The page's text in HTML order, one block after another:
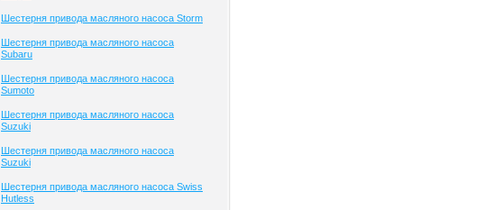
Шестерня привода масляного насоса Storm
Шестерня привода масляного насоса
Subaru
Шестерня привода масляного насоса
Sumoto
Шестерня привода масляного насоса
Suzuki
Шестерня привода масляного насоса
Suzuki
Шестерня привода масляного насоса Swiss
Hutless